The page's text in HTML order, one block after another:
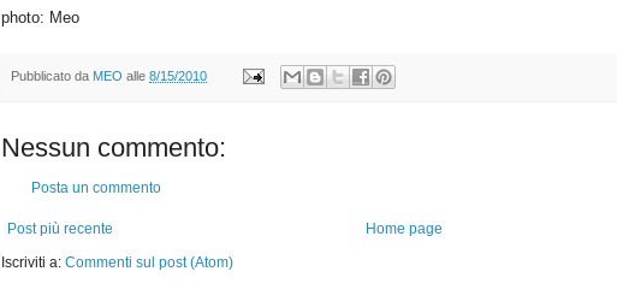
photo: Meo
Pubblicato da MEO alle 8/15/2010
Nessun commento:
Posta un commento
Post più recente
Home page
Iscriviti a: Commenti sul post (Atom)